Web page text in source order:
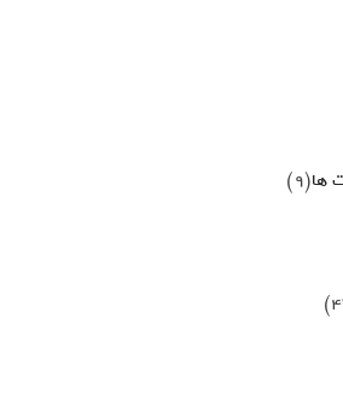
ها(9)